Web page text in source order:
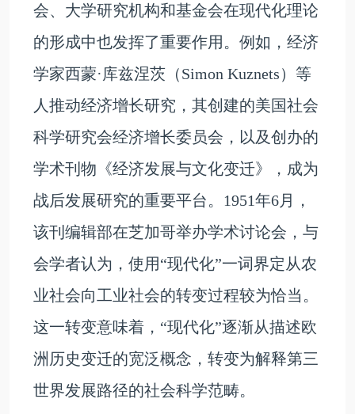
会、大学研究机构和基金会在现代化理论
的形成中也发挥了重要作用。例如，经济
学家西蒙·库兹涅茨（Simon Kuznets）等
人推动经济增长研究，其创建的美国社会
科学研究会经济增长委员会，以及创办的
学术刊物《经济发展与文化变迁》，成为
战后发展研究的重要平台。1951年6月，
该刊编辑部在芝加哥举办学术讨论会，与
会学者认为，使用“现代化”一词界定从农
业社会向工业社会的转变过程较为恰当。
这一转变意味着，“现代化”逐渐从描述欧
洲历史变迁的宽泛概念，转变为解释第三
世界发展路径的社会科学范畴。